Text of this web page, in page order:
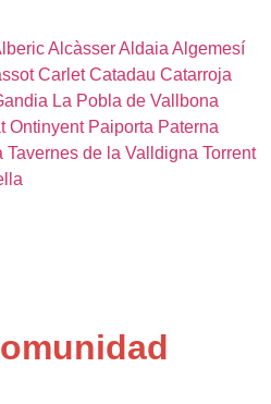
AlcàsserAldaia Algemesí
Carlet Catadau Catarroja
La Pobla de Vallbona
Ontinyent Paiporta Paterna
Tavernes de la Valldigna Torrent